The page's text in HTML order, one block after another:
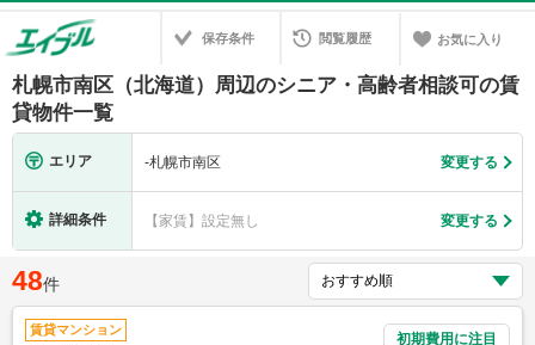
保存条件 閲覧履歴 お気に入り
札幌市南区（北海道）周辺のシニア・高齢者相談可の賃
貸物件一覧
エリア -札幌市南区 変更する
詳細条件 【家賃】設定無し 変更する
48件
賃貸マンション
初期費用に注目